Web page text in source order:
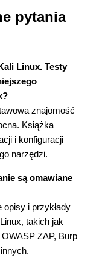
wersje
czyli regionalni
(57)
Database (63)
pytania
Linux. Testy
znajomość
Książka
i konfiguracji
narzędzi.
są omawiane
i przykłady
takich jak
ZAP, Burp